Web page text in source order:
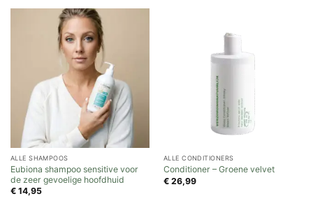
ALLE SHAMPOOS
Eubiona shampoo sensitive voor
de zeer gevoelige hoofdhuid
€14,95
ALLE CONDITIONERS
Conditioner – Groene velvet
€26,99